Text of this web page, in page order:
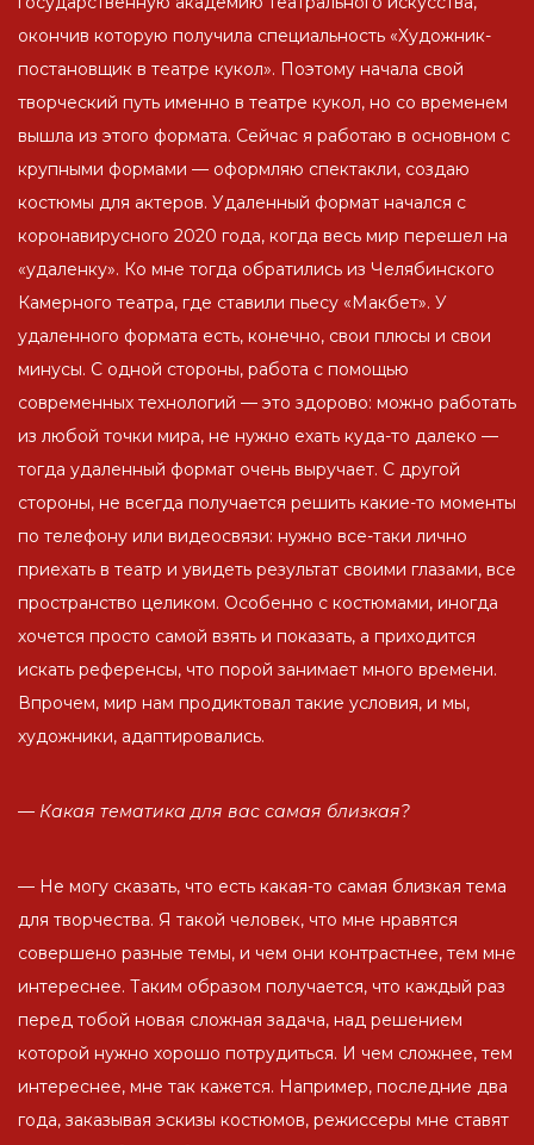
окончив которую получила специальность «Художник-
постановщик в театре кукол». Поэтому начала свой
творческий путь именно в театре кукол, но со временем
вышла из этого формата. Сейчас я работаю в основном с
крупными формами — оформляю спектакли, создаю
костюмы для актеров. Удаленный формат начался с
коронавирусного 2020 года, когда весь мир перешел на
«удаленку». Ко мне тогда обратились из Челябинского
Камерного театра, где ставили пьесу «Макбет». У
удаленного формата есть, конечно, свои плюсы и свои
минусы. С одной стороны, работа с помощью
современных технологий — это здорово: можно работать
из любой точки мира, не нужно ехать куда-то далеко —
тогда удаленный формат очень выручает. С другой
стороны, не всегда получается решить какие-то моменты
по телефону или видеосвязи: нужно все-таки лично
приехать в театр и увидеть результат своими глазами, все
пространство целиком. Особенно с костюмами, иногда
хочется просто самой взять и показать, а приходится
искать референсы, что порой занимает много времени.
Впрочем, мир нам продиктовал такие условия, и мы,
художники, адаптировались.
— Какая тематика для вас самая близкая?
— Не могу сказать, что есть какая-то самая близкая тема
для творчества. Я такой человек, что мне нравятся
совершено разные темы, и чем они контрастнее, тем мне
интереснее. Таким образом получается, что каждый раз
перед тобой новая сложная задача, над решением
которой нужно хорошо потрудиться. И чем сложнее, тем
интереснее, мне так кажется. Например, последние два
года, заказывая эскизы костюмов, режиссеры мне ставят